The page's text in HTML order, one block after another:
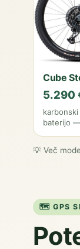
Cube
5.290
baterijo
💡 Več
🗺️ GPS